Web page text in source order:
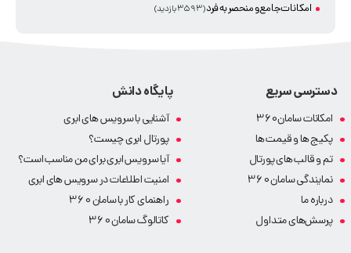
امکانات جامع و منحصر به فرد(۳۵۹۳ بازدید)
دسترسی سریع
امکانات سامان360
پکیج ها و قیمت ها
تم و قالب های پورتال
نمایندگی سامان 360
درباره ما
پرسش‌های متداول
پایگاه دانش
آشنایی با سرویس های ابری
پورتال ابری چیست؟
آیا سرویس ابری برای من مناسب است؟
امنیت اطلاعات در سرویس های ابری
راهنمای کار با سامان 360
کاتالوگ سامان 360